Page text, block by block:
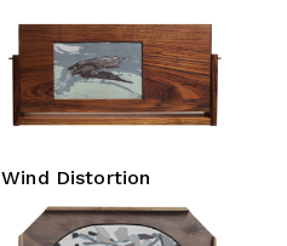
Wind Distortion